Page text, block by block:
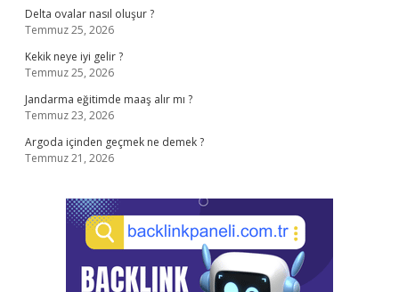
Delta ovalar nasıl oluşur ?
Temmuz 25, 2026
Kekik neye iyi gelir ?
Temmuz 25, 2026
Jandarma eğitimde maaş alır mı ?
Temmuz 23, 2026
Argoda içinden geçmek ne demek ?
Temmuz 21, 2026